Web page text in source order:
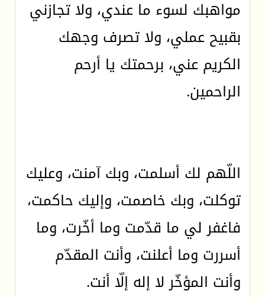
مواهبك لسوء ما عندي، ولا تجازني
بقبيح عملي، ولا تصرف وجهك
الكريم عني، برحمتك يا أرحم
الراحمين.
اللّهم لك أسلمت، وبك آمنت، وعليك
توكلت، وبك خاصمت، وإليك حاكمت،
فاغفر لي ما قدّمت وما أخّرت، وما
أسررت وما أعلنت، وأنت المقدّم
وأنت المؤخّر لا إله إلّا أنت.